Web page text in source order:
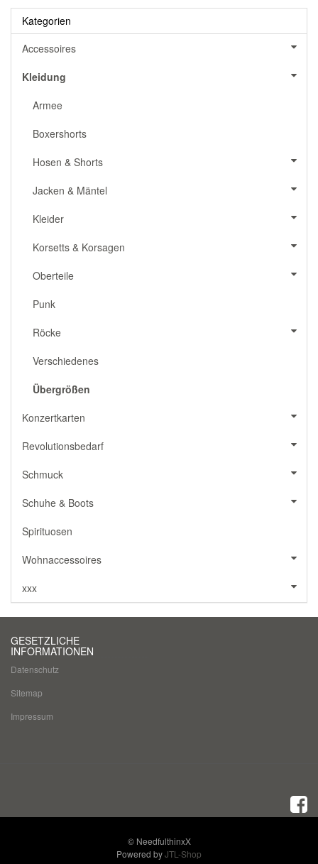
Kategorien
Accessoires
Kleidung
Armee
Boxershorts
Hosen & Shorts
Jacken & Mäntel
Kleider
Korsetts & Korsagen
Oberteile
Punk
Röcke
Verschiedenes
Übergrößen
Konzertkarten
Revolutionsbedarf
Schmuck
Schuhe & Boots
Spirituosen
Wohnaccessoires
xxx
GESETZLICHE
INFORMATIONEN
Datenschutz
Sitemap
Impressum
© NeedfulthinxX
Powered byJTL-Shop